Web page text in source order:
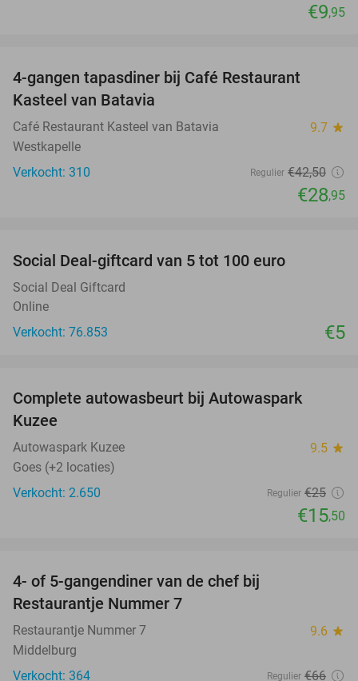
€9,95
4-gangen tapasdiner bij Café Restaurant
Kasteel van Batavia
Café Restaurant Kasteel van Batavia 9.7 star
Westkapelle
Verkocht: 310
Regulier €42,50
€28,95
Social Deal-giftcard van 5 tot 100 euro
Social Deal Giftcard
Online
Verkocht: 76.853
€5
Complete autowasbeurt bij Autowaspark
Kuzee
Autowaspark Kuzee 9.5 star
Goes (+2 locaties)
Verkocht: 2.650
Regulier €25
€15,50
4- of 5-gangendiner van de chef bij
Restaurantje Nummer 7
Restaurantje Nummer 7 9.6 star
Middelburg
Verkocht: 364
Regulier €66